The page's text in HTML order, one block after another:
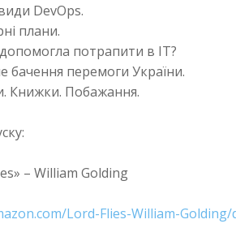
DevOps.
плани.
потрапити в IT?
бачення перемоги України.
Книжки. Побажання.
– William Golding
Lord-Flies-William-Golding/